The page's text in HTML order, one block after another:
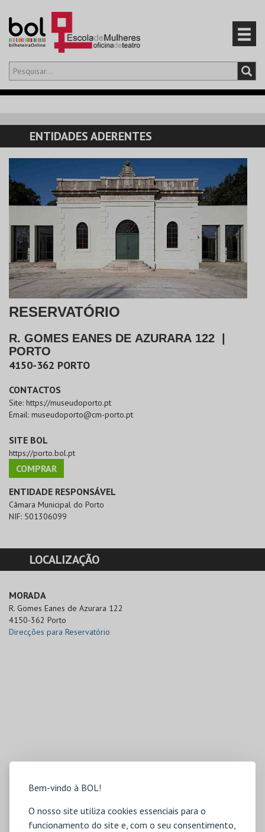
Bem-vindo à BOL!
O nosso site utiliza cookies essenciais para o
funcionamento do site e, com o seu consentimento,
Olá,iniciar sessão
CARRINHO
EVENTOS
CARTÕES
PRODUTOS
ENTIDADES ADERENTES
RESERVATÓRIO
R. GOMES EANES DE AZURARA 122
PORTO
4150-362 PORTO
CONTACTOS
Site: https://museudoporto.pt
Email: museudoporto@cm-porto.pt
SITE BOL
https://porto.bol.pt
COMPRAR
ENTIDADE RESPONSÁVEL
Câmara Municipal do Porto
NIF: 501306099
LOCALIZAÇÃO
MORADA
R. Gomes Eanes de Azurara 122
4150-362 Porto
Direcções para Reservatório